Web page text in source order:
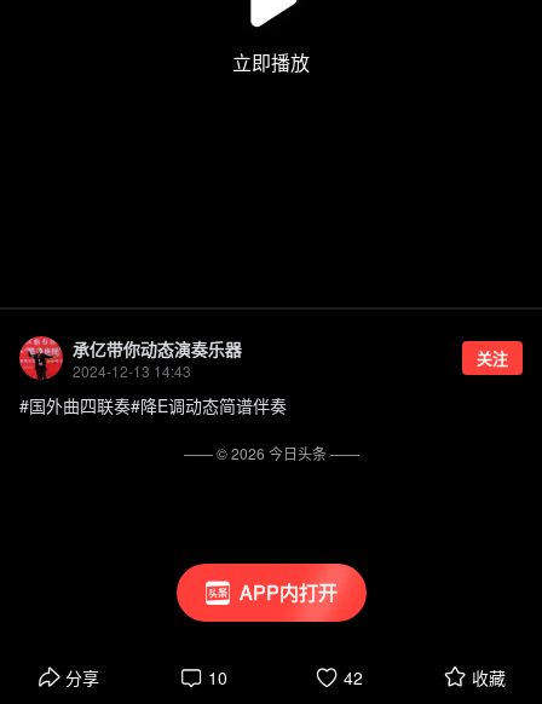
APP内打开
承亿带你动态演奏乐器
2024-12-13 14:43
关注
#国外曲四联奏#降E调动态简谱伴奏
分享 10 42 收藏
—— ©2026 今日头条——